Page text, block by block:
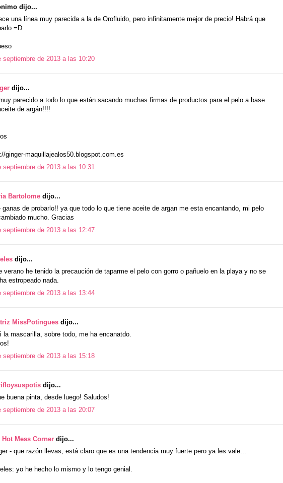
dijo...
una línea muy parecida a la de Orofluido, pero infinitamente mejor de precio! Habrá que
=D
septiembre de 2013 a las 10:20
dijo...
parecido a todo lo que están sacando muchas firmas de productos para el pelo a base
de argán!!!!
ginger-maquillajealos50.blogspot.com.es
septiembre de 2013 a las 10:31
Bartolome dijo...
ganas de probarlo!! ya que todo lo que tiene aceite de argan me esta encantando, mi pelo
mucho. Gracias
septiembre de 2013 a las 12:47
dijo...
verano he tenido la precaución de taparme el pelo con gorro o pañuelo en la playa y no se
estropeado nada.
septiembre de 2013 a las 13:44
MissPotingues dijo...
la mascarilla, sobre todo, me ha encanatdo.
septiembre de 2013 a las 15:18
dijo...
buena pinta, desde luego! Saludos!
septiembre de 2013 a las 20:07
Hot Mess Corner dijo...
- que razón llevas, está claro que es una tendencia muy fuerte pero ya les vale...
yo he hecho lo mismo y lo tengo genial.